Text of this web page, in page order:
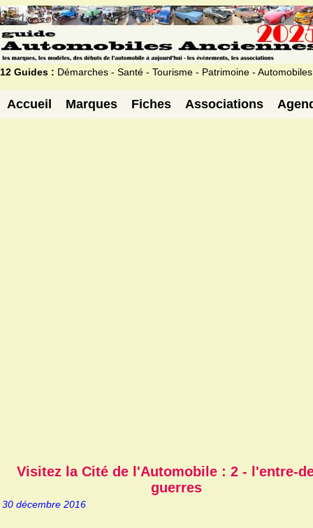
12 Guides : Démarches - Santé - Tourisme - Patrimoine - Automobiles
Accueil Marques Fiches Associations
Visitez la Cité de l'Automobile : 2 - l'entre-
guerres
30 décembre 2016